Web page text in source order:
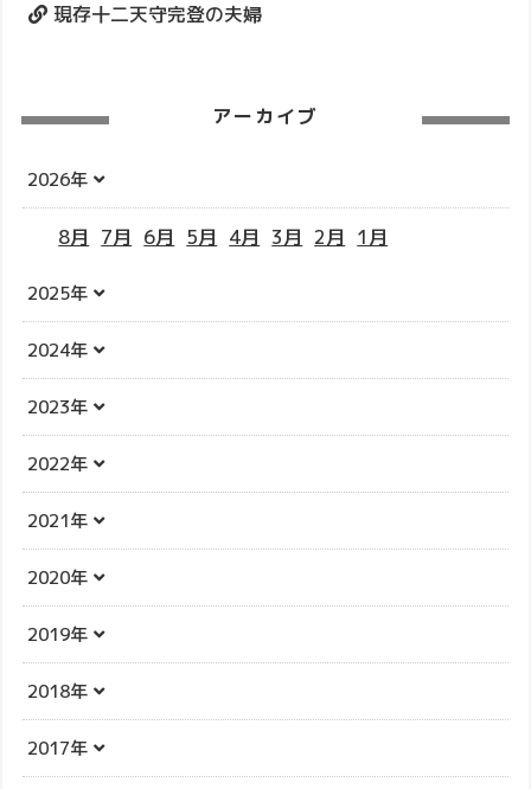
現存十二天守完登の夫婦
アーカイブ
2026年
8月 7月 6月 5月 4月 3月 2月 1月
2025年
2024年
2023年
2022年
2021年
2020年
2019年
2018年
2017年